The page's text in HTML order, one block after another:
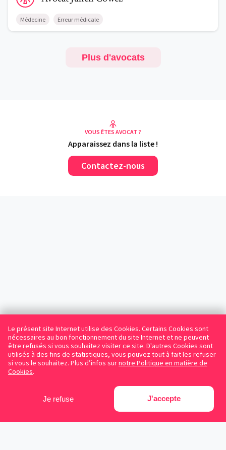
Le présent site Internet utilise des Cookies. Certains Cookies sont
nécessaires au bon fonctionnement du site Internet et ne peuvent
être refusés si vous souhaitez visiter ce site. D'autres Cookies sont
utilisés à des fins de statistiques, vous pouvez tout à fait les refuser
si vous le souhaitez. Plus d’infos surnotre Politique en matière de
Cookies.
Je refuse J'accepte
Médecine Erreur médicale
Plus d'avocats
VOUS ÊTES AVOCAT ?
Apparaissez dans la liste !
Contactez-nous